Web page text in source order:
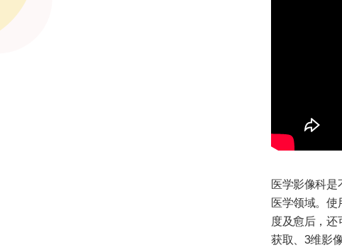
医学影像科是
医学领域。
度及愈后，
获取、3维影